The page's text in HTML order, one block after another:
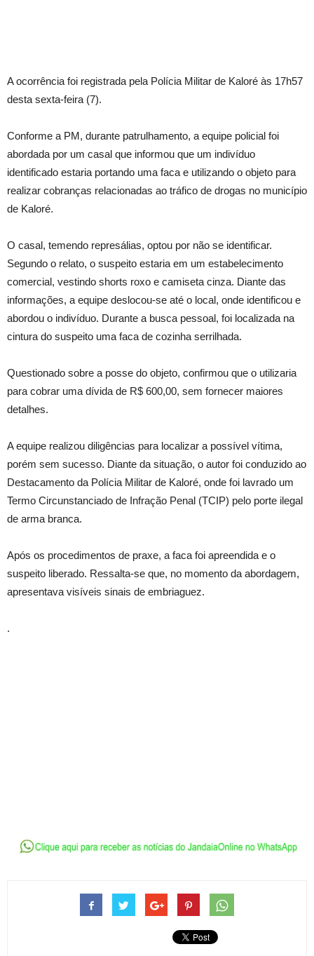
A ocorrência foi registrada pela Polícia Militar de Kaloré às 17h57
desta sexta-feira (7).
Conforme a PM, durante patrulhamento, a equipe policial foi
abordada por um casal que informou que um indivíduo
identificado estaria portando uma faca e utilizando o objeto para
realizar cobranças relacionadas ao tráfico de drogas no município
de Kaloré.
O casal, temendo represálias, optou por não se identificar.
Segundo o relato, o suspeito estaria em um estabelecimento
comercial, vestindo shorts roxo e camiseta cinza. Diante das
informações, a equipe deslocou-se até o local, onde identificou e
abordou o indivíduo. Durante a busca pessoal, foi localizada na
cintura do suspeito uma faca de cozinha serrilhada.
Questionado sobre a posse do objeto, confirmou que o utilizaria
para cobrar uma dívida de R$ 600,00, sem fornecer maiores
detalhes.
A equipe realizou diligências para localizar a possível vítima,
porém sem sucesso. Diante da situação, o autor foi conduzido ao
Destacamento da Polícia Militar de Kaloré, onde foi lavrado um
Termo Circunstanciado de Infração Penal (TCIP) pelo porte ilegal
de arma branca.
Após os procedimentos de praxe, a faca foi apreendida e o
suspeito liberado. Ressalta-se que, no momento da abordagem,
apresentava visíveis sinais de embriaguez.
.